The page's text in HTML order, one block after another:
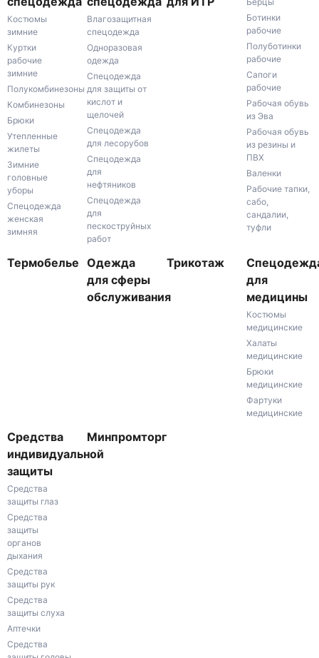
Костюмы
зимние
Куртки
рабочие
зимние
Полукомбинезоны
Комбинезоны
Брюки
Утепленные
жилеты
Зимние
головные
уборы
Спецодежда
женская
зимняя
Влагозащитная
спецодежда
Одноразовая
одежда
Спецодежда
для защиты от
кислот и
щелочей
Спецодежда
для лесорубов
Спецодежда
для
нефтяников
Спецодежда
для
пескоструйных
работ
Ботинки
рабочие
Полуботинки
рабочие
Сапоги
рабочие
Рабочая обувь
из Эва
Рабочая обувь
из резины и
ПВХ
Валенки
Рабочие тапки,
сабо,
сандалии,
туфли
Термобелье Одежда
для сферы
обслуживания
Трикотаж
для
медицины
Костюмы
медицинские
Халаты
медицинские
Брюки
медицинские
Фартуки
медицинские
Средства
индивидуальной
защиты
Средства
защиты глаз
Средства
защиты
органов
дыхания
Средства
защиты рук
Средства
защиты слуха
Аптечки
Средства
Минпромторг